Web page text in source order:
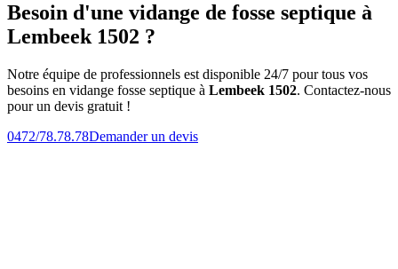
Besoin d'une vidange de fosse septique à
Lembeek 1502 ?
Notre équipe de professionnels est disponible 24/7 pour tous vos
besoins en vidange fosse septique à Lembeek 1502. Contactez-nous
pour un devis gratuit !
0472/78.78.78Demander un devis